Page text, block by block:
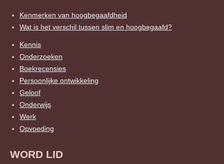
Kenmerken van hoogbegaafdheid
Wat is het verschil tussen slim en hoogbegaafd?
Kennis
Onderzoeken
Boekrecensies
Persoonlijke ontwikkeling
Geloof
Onderwijs
Werk
Opvoeding
WORD LID